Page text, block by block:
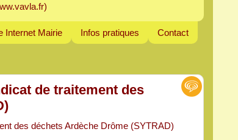
Internet Mairie Infos pratiques Contact
de traitement des